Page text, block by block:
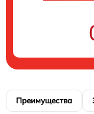
Преимущества